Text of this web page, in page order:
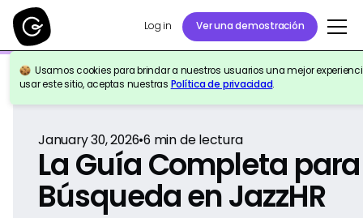
Log in Ver una demostración
Usamos cookies para brindar a nuestros usuarios una mejor
usar este sitio, aceptas nuestras Política de privacidad.
Volver a la Referencia
January 30, 2026•6 min de lectura
La Guía Completa
Búsqueda en JazzHR